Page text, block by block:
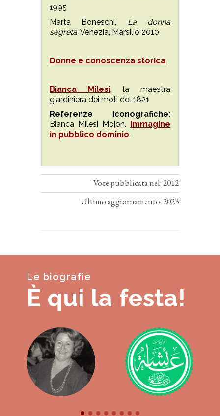
1995
Marta Boneschi, La donna
segreta, Venezia, Marsilio 2010
Donne e conoscenza storica
Bianca Milesi, la maestra
giardiniera dei moti del 1821
Referenze iconografiche:
Bianca Milesi Mojon.
Immagine
in pubblico dominio.
Voce pubblicata nel: 2012
Ultimo aggiornamento: 2023
Le biografie
È qui la festa!